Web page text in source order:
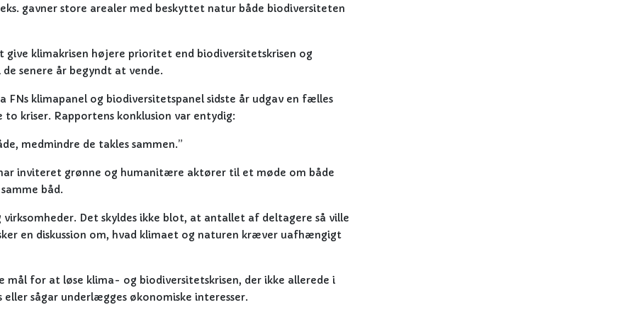
gavner store arealer med beskyttet natur både biodiversiteten
klimakrisen højere prioritet end biodiversitetskrisen og
senere år begyndt at vende.
FNs klimapanel og biodiversitetspanel sidste år udgav en fælles
kriser. Rapportens konklusion var entydig:
medmindre de takles sammen.”
inviteret grønne og humanitære aktører til et møde om både
båd.
Det skyldes ikke blot, at antallet af deltagere så ville
en diskussion om, hvad klimaet og naturen kræver uafhængigt
mål for at løse klima- og biodiversitetskrisen, der ikke allerede i
sågar underlægges økonomiske interesser.